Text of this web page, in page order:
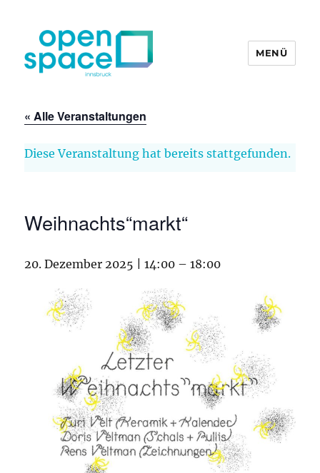
MENÜ
« Alle Veranstaltungen
Diese Veranstaltung hat bereits stattgefunden.
Weihnachts“markt“
20. Dezember 2025 | 14:00 –18:00